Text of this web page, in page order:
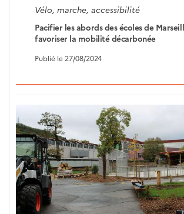
Vélo, marche, accessibilité
Pacifier les abords des écoles de
favoriser la mobilité décarbonée
Publié le 27/08/2024